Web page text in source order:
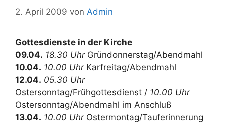
2. April 2009 von Admin
Gottesdienste in der Kirche
09.04. 18.30 Uhr Gründonnerstag/Abendmahl
10.04. 10.00 UhrKarfreitag/Abendmahl
12.04. 05.30 Uhr
Ostersonntag/Frühgottesdienst / 10.00 Uhr
Ostersonntag/Abendmahl im Anschluß
13.04. 10.00 UhrOstermontag/Tauferinnerung